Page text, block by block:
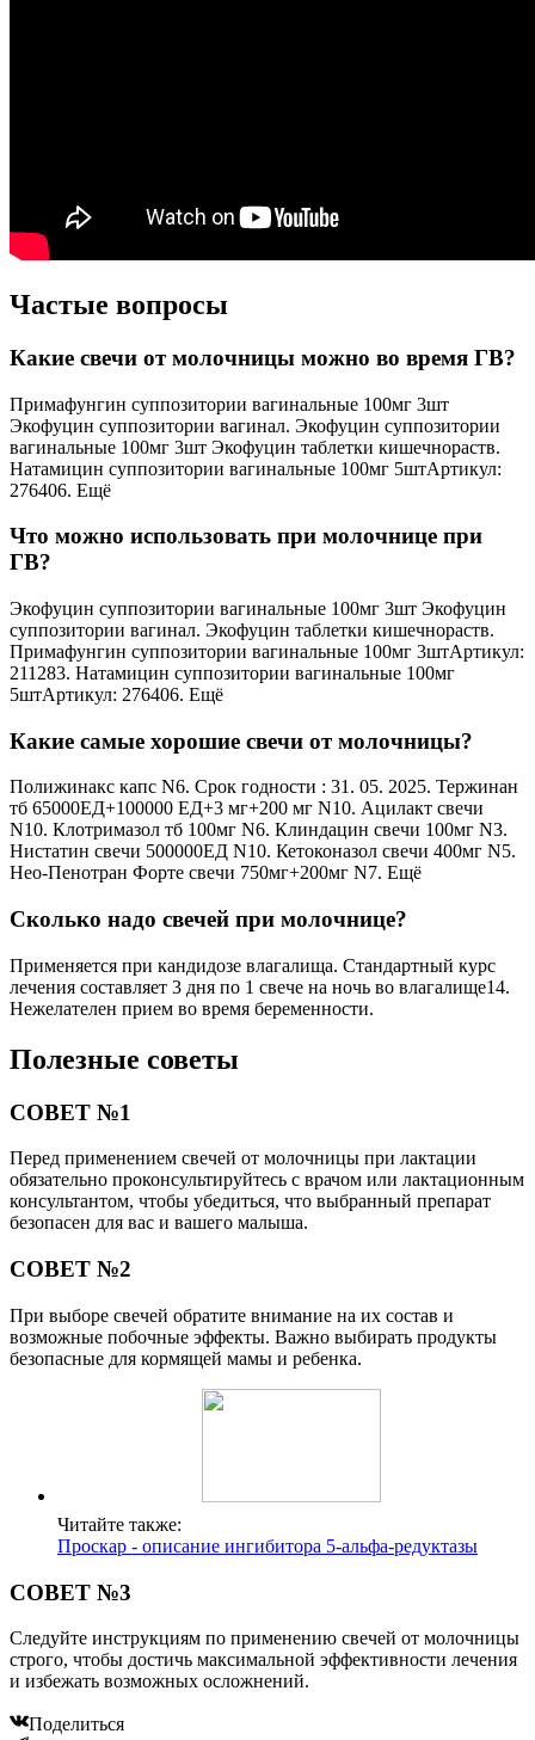
Частые вопросы
Какие свечи от молочницы можно во время ГВ?
Примафунгин суппозитории вагинальные 100мг 3шт
Экофуцин суппозитории вагинал. Экофуцин суппозитории
вагинальные 100мг 3шт Экофуцин таблетки кишечнораств.
Натамицин суппозитории вагинальные 100мг 5штАртикул:
276406. Ещё
Что можно использовать при молочнице при
ГВ?
Экофуцин суппозитории вагинальные 100мг 3шт Экофуцин
суппозитории вагинал. Экофуцин таблетки кишечнораств.
Примафунгин суппозитории вагинальные 100мг 3штАртикул:
211283. Натамицин суппозитории вагинальные 100мг
5штАртикул: 276406. Ещё
Какие самые хорошие свечи от молочницы?
Полижинакс капс N6. Срок годности : 31. 05. 2025. Тержинан
тб 65000ЕД+100000 ЕД+3 мг+200 мг N10. Ацилакт свечи
N10. Клотримазол тб 100мг N6. Клиндацин свечи 100мг N3.
Нистатин свечи 500000ЕД N10. Кетоконазол свечи 400мг N5.
Нео-Пенотран Форте свечи 750мг+200мг N7. Ещё
Сколько надо свечей при молочнице?
Применяется при кандидозе влагалища. Стандартный курс
лечения составляет 3 дня по 1 свече на ночь во влагалище14.
Нежелателен прием во время беременности.
Полезные советы
СОВЕТ №1
Перед применением свечей от молочницы при лактации
обязательно проконсультируйтесь с врачом или лактационным
консультантом, чтобы убедиться, что выбранный препарат
безопасен для вас и вашего малыша.
СОВЕТ №2
При выборе свечей обратите внимание на их состав и
возможные побочные эффекты. Важно выбирать продукты
безопасные для кормящей мамы и ребенка.
Читайте также:
Проскар - описание ингибитора 5-альфа-редуктазы
СОВЕТ №3
Следуйте инструкциям по применению свечей от молочницы
строго, чтобы достичь максимальной эффективности лечения
и избежать возможных осложнений.
Поделиться